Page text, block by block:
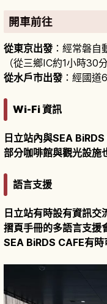
開車前往
從東京出發 ：經常磐
（從三鄉IC約1小時30
從水戶市出發 ：經國
Wi-Fi 資訊
日立站內與SEA
部分咖啡館與觀光設施
語言支援
日立站有時設有資訊
摺頁手冊的多語言支援
SEA BiRDS CAFE有